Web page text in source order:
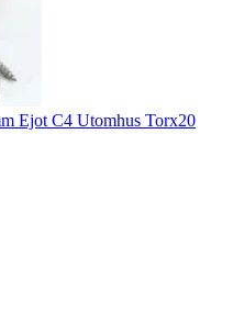
Ejot C4 Utomhus Torx20